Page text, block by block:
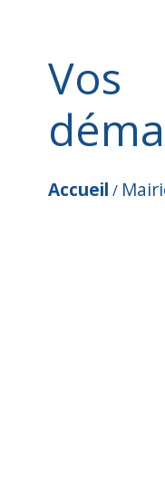
Vos
Accueil /